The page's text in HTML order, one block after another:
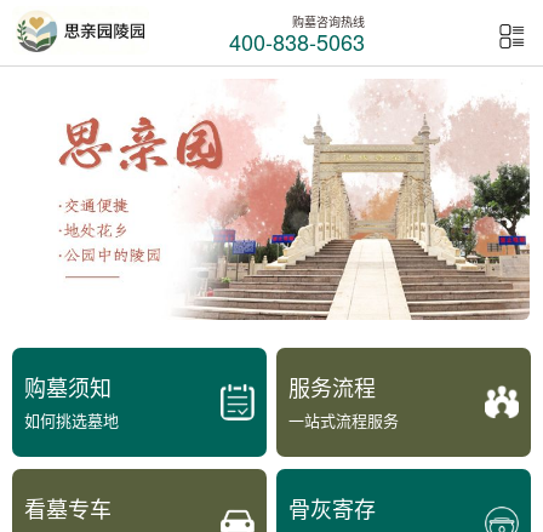
购墓咨询热线
400-838-5063
购墓须知
如何挑选墓地
服务流程
一站式流程服务
看墓专车 骨灰寄存